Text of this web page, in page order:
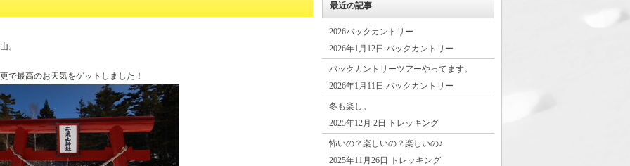
。
で最高のお天気をゲットしました！
最近の記事
2026バックカントリー
2026年1月12日 バックカントリー
バックカントリーツアーやってます。
2026年1月11日 バックカントリー
冬も楽し。
2025年12月 2日 トレッキング
怖いの？楽しいの？楽しいの♪
2025年11月26日 トレッキング